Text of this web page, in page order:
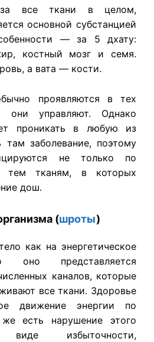
за все ткани в целом,
основной субстанцией
— за 5 дхату:
костный мозг и семя.
а вата — кости.
проявляются в тех
они управляют. Однако
проникать в любую из
там заболевание, поэтому
не только по
тканям, в которых
дош.
(шроты)
как на энергетическое
оно представляется
каналов, которые
все ткани. Здоровье
движение энергии по
есть нарушение этого
избыточности,